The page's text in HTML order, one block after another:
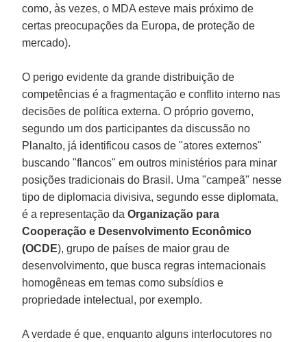
como, às vezes, o MDA esteve mais próximo de
certas preocupações da Europa, de proteção de
mercado).
O perigo evidente da grande distribuição de
competências é a fragmentação e conflito interno nas
decisões de política externa. O próprio governo,
segundo um dos participantes da discussão no
Planalto, já identificou casos de "atores externos"
buscando "flancos" em outros ministérios para minar
posições tradicionais do Brasil. Uma "campeã" nesse
tipo de diplomacia divisiva, segundo esse diplomata,
é a representação daOrganização para
Cooperação e Desenvolvimento Econômico
(OCDE), grupo de países de maior grau de
desenvolvimento, que busca regras internacionais
homogêneas em temas como subsídios e
propriedade intelectual, por exemplo.
A verdade é que, enquanto alguns interlocutores no